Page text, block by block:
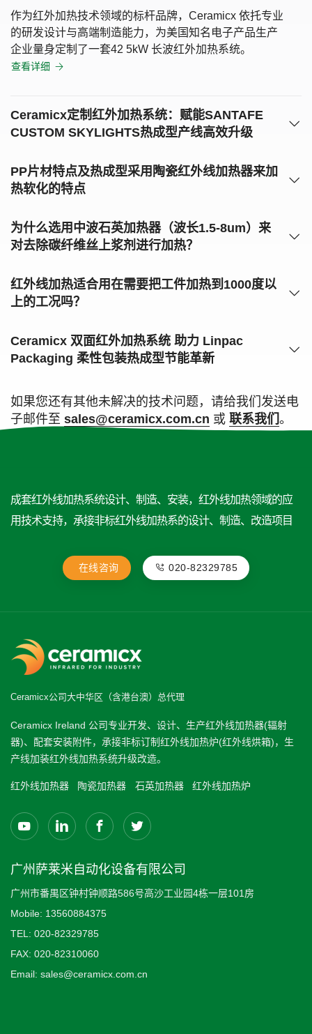
作为红外加热技术领域的标杆品牌，Ceramicx 依托专业
的研发设计与高端制造能力，为美国知名电子产品生产
企业量身定制了一套42 5kW 长波红外加热系统。
查看详细
Ceramicx定制红外加热系统：赋能SANTAFE
CUSTOM SKYLIGHTS热成型产线高效升级
PP片材特点及热成型采用陶瓷红外线加热器来加
热软化的特点
为什么选用中波石英加热器（波长1.5-8um）来
对去除碳纤维丝上浆剂进行加热？
红外线加热适合用在需要把工件加热到1000度以
上的工况吗？
Ceramicx 双面红外加热系统 助力 Linpac
Packaging 柔性包装热成型节能革新
如果您还有其他未解决的技术问题，请给我们发送电
子邮件至 sales@ceramicx.com.cn 或 联系我们 。
成套红外线加热系统设计、制造、安装，红外线加热领域的应
用技术支持，承接非标红外线加热系的设计、制造、改造项目
在线咨询 020-82329785
Ceramicx公司大中华区（含港台澳）总代理
Ceramicx Ireland 公司专业开发、设计、生产红外线加热器(辐射
器)、配套安装附件，承接非标订制红外线加热炉(红外线烘箱)，生
产线加装红外线加热系统升级改造。
红外线加热器 陶瓷加热器 石英加热器 红外线加热炉
广州萨莱米自动化设备有限公司
广州市番禺区钟村钟顺路586号高沙工业园4栋一层101房
Mobile: 13560884375
TEL: 020-82329785
FAX: 020-82310060
Email: sales@ceramicx.com.cn